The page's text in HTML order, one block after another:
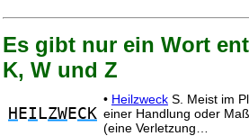
Es gibt nur ein Wort
K, W und Z
H EI LZWECK
• Heilzweck S. Meist im
einer Handlung oder
(eine Verletzung…